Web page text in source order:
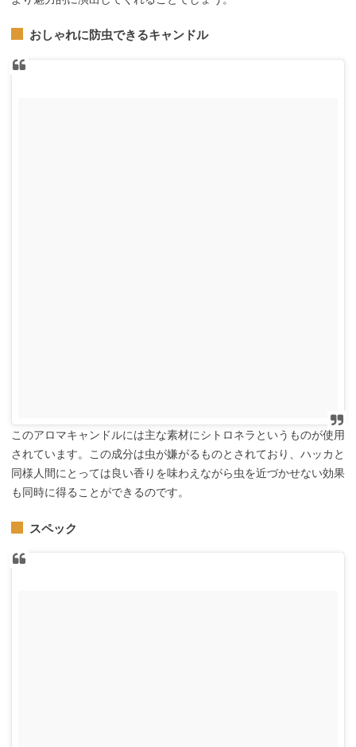
おしゃれに防虫できるキャンドル
このアロマキャンドルには主な素材にシトロネラというものが使用
されています。この成分は虫が嫌がるものとされており、ハッカと
同様人間にとっては良い香りを味わえながら虫を近づかせない効果
も同時に得ることができるのです。
スペック